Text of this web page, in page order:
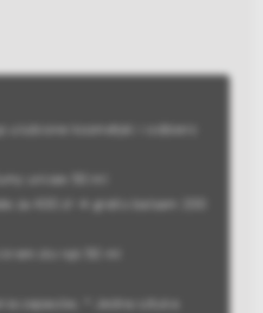
ulubione kosmetyki i odbierz
unisex 50 ml
za 400 zł → gratis balsam 200
do rąk 50 ml
zapasów; * Jedna sztuka